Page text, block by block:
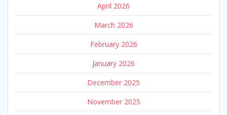
April 2026
March 2026
February 2026
January 2026
December 2025
November 2025